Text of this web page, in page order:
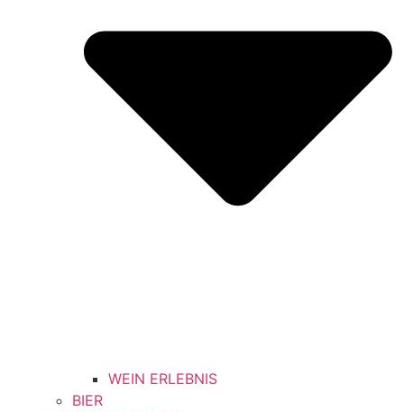
WEIN ERLEBNIS
BIER